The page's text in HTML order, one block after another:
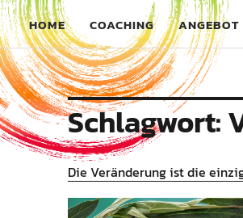
COACHING FÜR DEIN BUNTES
HOME COACHING ANGEBOT
Schlagwort:
Die Veränderung ist die